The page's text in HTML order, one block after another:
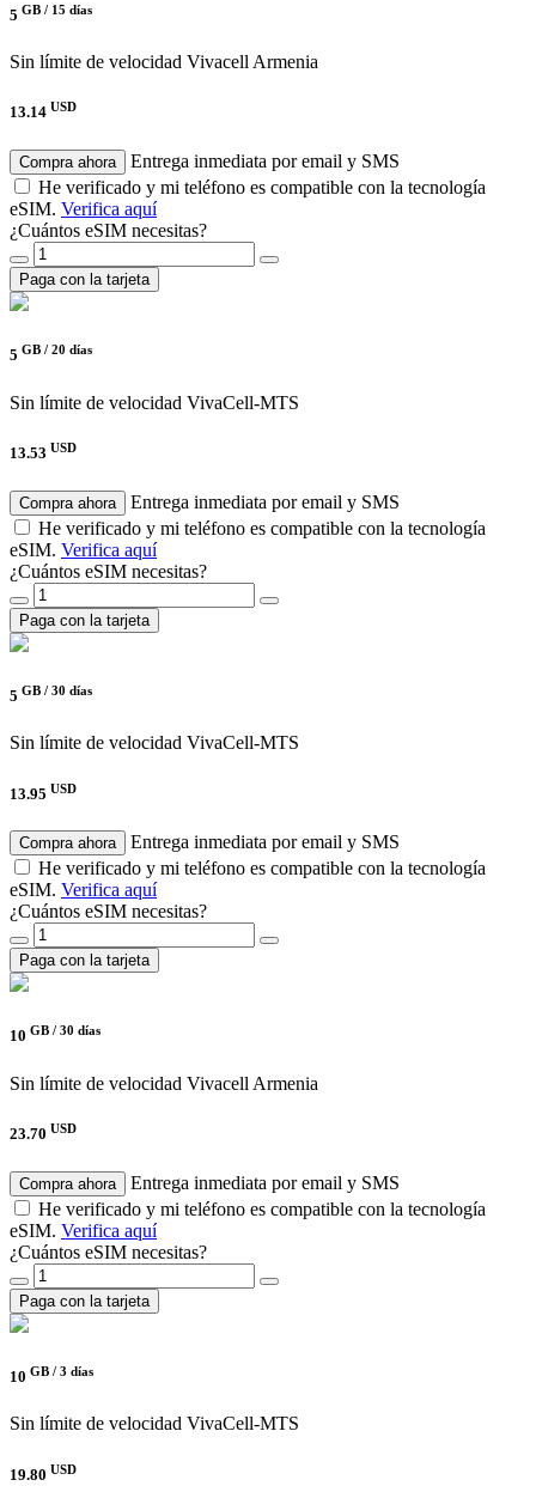
5 GB / 15 días
Sin límite de velocidad Vivacell Armenia
13.14 USD
Compra ahora
Entrega inmediata por email y SMS
He verificado y mi teléfono es compatible con la tecnología
eSIM. Verifica aquí
¿Cuántos eSIM necesitas?
Paga con la tarjeta
5 GB / 20 días
Sin límite de velocidad VivaCell-MTS
13.53 USD
Compra ahora
Entrega inmediata por email y SMS
He verificado y mi teléfono es compatible con la tecnología
eSIM. Verifica aquí
¿Cuántos eSIM necesitas?
Paga con la tarjeta
5 GB / 30 días
Sin límite de velocidad VivaCell-MTS
13.95 USD
Compra ahora
Entrega inmediata por email y SMS
He verificado y mi teléfono es compatible con la tecnología
eSIM. Verifica aquí
¿Cuántos eSIM necesitas?
Paga con la tarjeta
10 GB / 30 días
Sin límite de velocidad Vivacell Armenia
23.70 USD
Compra ahora
Entrega inmediata por email y SMS
He verificado y mi teléfono es compatible con la tecnología
eSIM. Verifica aquí
¿Cuántos eSIM necesitas?
Paga con la tarjeta
10 GB / 3 días
Sin límite de velocidad VivaCell-MTS
19.80 USD